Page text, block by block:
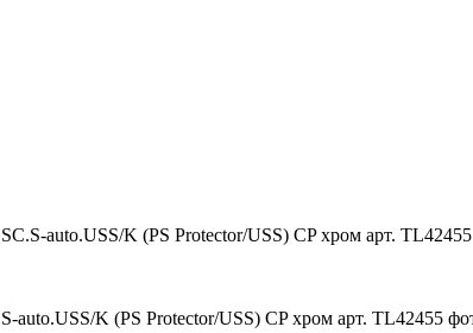
auto.USS/K (PS Protector/USS) CP хром арт. TL42455